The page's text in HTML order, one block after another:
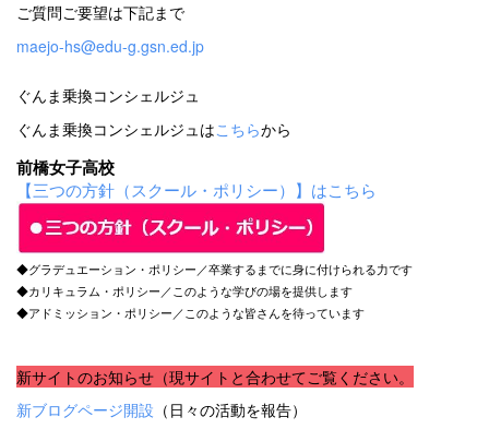
ご質問ご要望は下記まで
maejo-hs@edu-g.gsn.ed.jp
ぐんま乗換コンシェルジュ
ぐんま乗換コンシェルジュはこちらから
前橋女子高校
【三つの方針（スクール・ポリシー）】はこちら
◆グラデュエーション・ポリシー／卒業するまでに身に付けられる力です
◆カリキュラム・ポリシー／このような学びの場を提供します
◆アドミッション・ポリシー／このような皆さんを待っています
新サイトのお知らせ（現サイトと合わせてご覧ください。
新ブログページ開設 （日々の活動を報告）